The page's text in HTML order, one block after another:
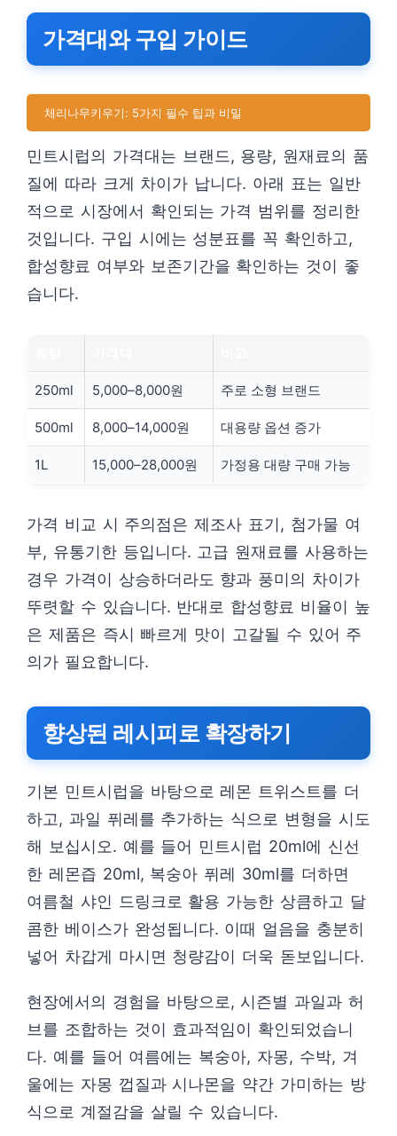
가격대와 구입 가이드
체리나무키우기: 5가지 필수 팁과 비밀
민트시럽의 가격대는 브랜드, 용량, 원재료의 품
질에 따라 크게 차이가 납니다. 아래 표는 일반
적으로 시장에서 확인되는 가격 범위를 정리한
것입니다. 구입 시에는 성분표를 꼭 확인하고,
합성향료 여부와 보존기간을 확인하는 것이 좋
습니다.
250ml 5,000–8,000원 주로 소형 브랜드
500ml 8,000–14,000원 대용량 옵션 증가
1L 15,000–28,000원 가정용 대량 구매 가능
가격 비교 시 주의점은 제조사 표기, 첨가물 여
부, 유통기한 등입니다. 고급 원재료를 사용하는
경우 가격이 상승하더라도 향과 풍미의 차이가
뚜렷할 수 있습니다. 반대로 합성향료 비율이 높
은 제품은 즉시 빠르게 맛이 고갈될 수 있어 주
의가 필요합니다.
향상된 레시피로 확장하기
기본 민트시럽을 바탕으로 레몬 트위스트를 더
하고, 과일 퓌레를 추가하는 식으로 변형을 시도
해 보십시오. 예를 들어 민트시럽 20ml에 신선
한 레몬즙 20ml, 복숭아 퓌레 30ml를 더하면
여름철 샤인 드링크로 활용 가능한 상큼하고 달
콤한 베이스가 완성됩니다. 이때 얼음을 충분히
넣어 차갑게 마시면 청량감이 더욱 돋보입니다.
현장에서의 경험을 바탕으로, 시즌별 과일과 허
브를 조합하는 것이 효과적임이 확인되었습니
다. 예를 들어 여름에는 복숭아, 자몽, 수박, 겨
울에는 자몽 껍질과 시나몬을 약간 가미하는 방
식으로 계절감을 살릴 수 있습니다.